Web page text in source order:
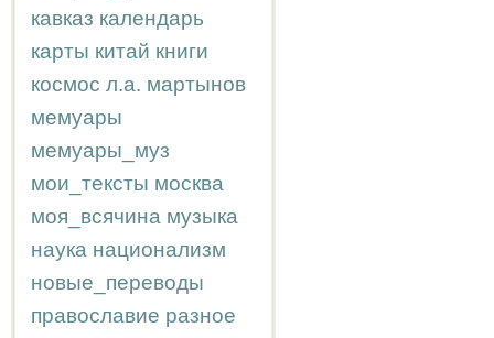
кавказ календарь
карты китай книги
космос л.а. мартынов
мемуары
мемуары_муз
мои_тексты москва
моя_всячина музыка
наука национализм
новые_переводы
православие разное